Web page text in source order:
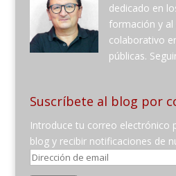
dedicado en
formación y al
colaborativo
públicas.
Suscríbete al blog por
Introduce tu correo electrónico
blog y recibir notificaciones de
Dirección